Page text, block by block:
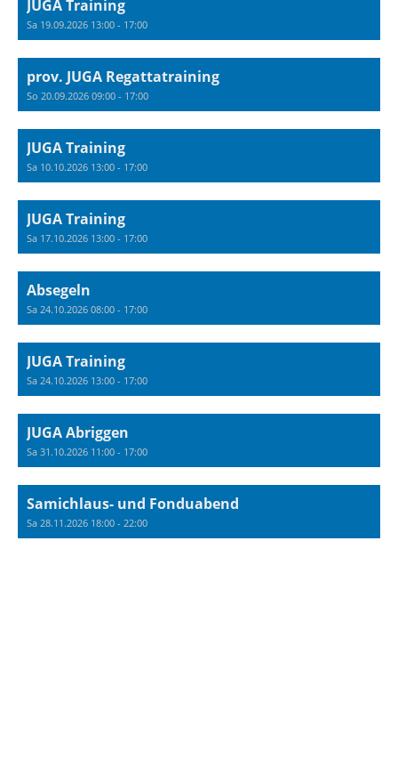
JUGA Training
Sa 19.09.2026 13:00 - 17:00
prov. JUGA Regattatraining
So 20.09.2026 09:00 - 17:00
JUGA Training
Sa 10.10.2026 13:00 - 17:00
JUGA Training
Sa 17.10.2026 13:00 - 17:00
Absegeln
Sa 24.10.2026 08:00 - 17:00
JUGA Training
Sa 24.10.2026 13:00 - 17:00
JUGA Abriggen
Sa 31.10.2026 11:00 - 17:00
Samichlaus- und Fonduabend
Sa 28.11.2026 18:00 - 22:00